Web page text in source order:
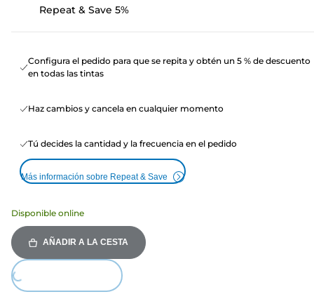
Repeat & Save 5%
Configura el pedido para que se repita y obtén un 5 % de descuento
en todas las tintas
Haz cambios y cancela en cualquier momento
Tú decides la cantidad y la frecuencia en el pedido
Más información sobre Repeat & Save
Disponible online
AÑADIR A LA CESTA